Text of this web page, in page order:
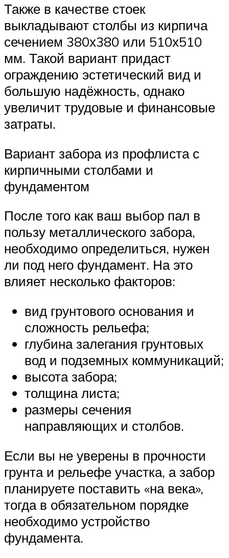
Также в качестве стоек
выкладывают столбы из кирпича
сечением 380х380 или 510х510
мм. Такой вариант придаст
ограждению эстетический вид и
большую надёжность, однако
увеличит трудовые и финансовые
затраты.
Вариант забора из профлиста с
кирпичными столбами и
фундаментом
После того как ваш выбор пал в
пользу металлического забора,
необходимо определиться, нужен
ли под него фундамент. На это
влияет несколько факторов:
вид грунтового основания и
сложность рельефа;
глубина залегания грунтовых
вод и подземных коммуникаций;
высота забора;
толщина листа;
размеры сечения
направляющих и столбов.
Если вы не уверены в прочности
грунта и рельефе участка, а забор
планируете поставить «на века»,
тогда в обязательном порядке
необходимо устройство
фундамента.